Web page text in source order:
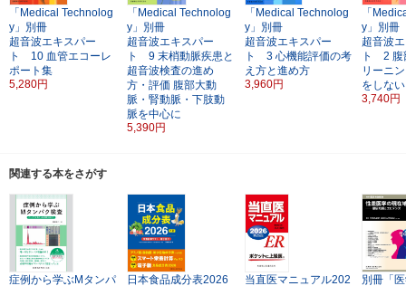
「Medical Technolog
y」別冊
超音波エキスパー
ト 10 血管エコーレ
ポート集
5,280円
「Medical Technolog
y」別冊
超音波エキスパー
ト 9 末梢動脈疾患と
超音波検査の進め
方・評価 腹部大動
脈・腎動脈・下肢動
脈を中心に
5,390円
「Medical Technolog
y」別冊
超音波エキスパー
ト 3 心機能評価の考
え方と進め方
3,960円
「
y」別冊
超音波
ト 2
リーニ
をしな
3,740円
関連する本をさがす
症例から学ぶMタンパ
日本食品成分表2026
当直医マニュアル202
別冊「